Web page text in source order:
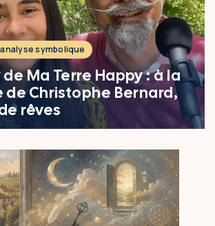
symbolique
Stages
& Stages
de parole
des rêves
Intérieur
symbolique
Ma Terre Happy : à la
de Christophe Bernard,
rêves